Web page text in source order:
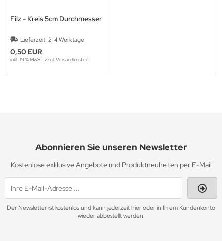
Filz - Kreis 5cm Durchmesser
Lieferzeit: 2-4 Werktage
0,50 EUR
inkl. 19 % MwSt. zzgl. Versandkosten
Abonnieren Sie unseren Newsletter
Kostenlose exklusive Angebote und Produktneuheiten per E-Mail
Der Newsletter ist kostenlos und kann jederzeit hier oder in Ihrem Kundenkonto
wieder abbestellt werden.